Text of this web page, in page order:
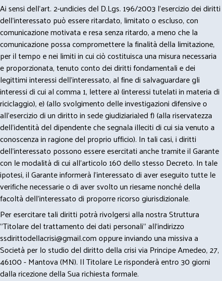
Ai sensi dell’art. 2-undicies del D.Lgs. 196/2003 l’esercizio dei diritti
dell’interessato può essere ritardato, limitato o escluso, con
comunicazione motivata e resa senza ritardo, a meno che la
comunicazione possa compromettere la finalità della limitazione,
per il tempo e nei limiti in cui ciò costituisca una misura necessaria
e proporzionata, tenuto conto dei diritti fondamentali e dei
legittimi interessi dell’interessato, al fine di salvaguardare gli
interessi di cui al comma 1, lettere a) (interessi tutelati in materia di
riciclaggio), e) (allo svolgimento delle investigazioni difensive o
all’esercizio di un diritto in sede giudiziaria)ed f) (alla riservatezza
dell’identità del dipendente che segnala illeciti di cui sia venuto a
conoscenza in ragione del proprio ufficio). In tali casi, i diritti
dell’interessato possono essere esercitati anche tramite il Garante
con le modalità di cui all’articolo 160 dello stesso Decreto. In tale
ipotesi, il Garante informerà l’interessato di aver eseguito tutte le
verifiche necessarie o di aver svolto un riesame nonché della
facoltà dell’interessato di proporre ricorso giurisdizionale.
Per esercitare tali diritti potrà rivolgersi alla nostra Struttura
"Titolare del trattamento dei dati personali" all'indirizzo
ssdirittodellacrisi@gmail.comoppure inviando una missiva a
Società per lo studio del diritto della crisi via Principe Amedeo, 27,
46100 - Mantova (MN). Il Titolare Le risponderà entro 30 giorni
dalla ricezione della Sua richiesta formale.